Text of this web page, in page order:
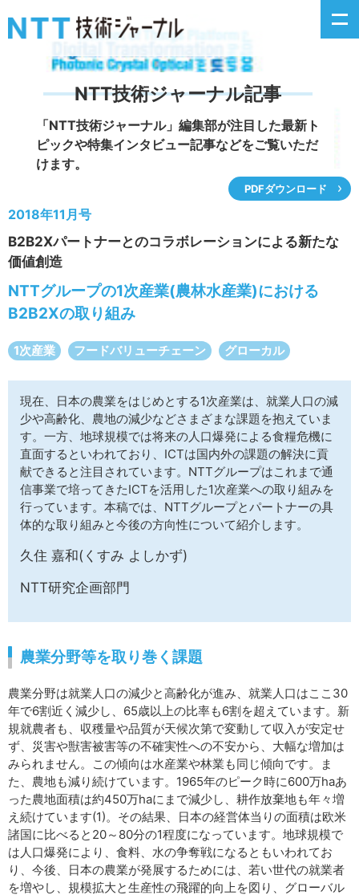
新着情報
掲載月毎記事
イベントカレンダー
サイトマップ
NTT技術ジャーナル記事
「NTT技術ジャーナル」編集部が注目した最新ト
ピックや特集インタビュー記事などをご覧いただ
けます。
PDFダウンロード
2018年11月号
B2B2Xパートナーとのコラボレーションによる新たな
価値創造
NTTグループの1次産業(農林水産業)における
B2B2Xの取り組み
1次産業 フードバリューチェーン グローカル
現在、日本の農業をはじめとする1次産業は、就業人口の減
少や高齢化、農地の減少などさまざまな課題を抱えていま
す。一方、地球規模では将来の人口爆発による食糧危機に
直面するといわれており、ICTは国内外の課題の解決に貢
献できると注目されています。NTTグループはこれまで通
信事業で培ってきたICTを活用した1次産業への取り組みを
行っています。本稿では、NTTグループとパートナーの具
体的な取り組みと今後の方向性について紹介します。
久住 嘉和(くすみ よしかず)
NTT研究企画部門
農業分野等を取り巻く課題
農業分野は就業人口の減少と高齢化が進み、就業人口はここ30
年で6割近く減少し、65歳以上の比率も6割を超えています。新
規就農者も、収穫量や品質が天候次第で変動して収入が安定せ
ず、災害や獣害被害等の不確実性への不安から、大幅な増加は
みられません。この傾向は水産業や林業も同じ傾向です。ま
た、農地も減り続けています。1965年のピーク時に600万haあ
った農地面積は約450万haにまで減少し、耕作放棄地も年々増
え続けています(1)。その結果、日本の経営体当りの面積は欧米
諸国に比べると20～80分の1程度になっています。地球規模で
は人口爆発により、食料、水の争奪戦になるともいわれてお
り、今後、日本の農業が発展するためには、若い世代の就業者
を増やし、規模拡大と生産性の飛躍的向上を図り、グローバル